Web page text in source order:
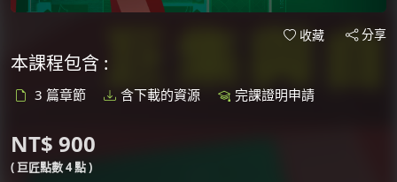
收藏 分享
本課程包含 :
3 篇章節 含下載的資源 完課證明申請
NT$ 900
( 巨匠點數 4 點 )